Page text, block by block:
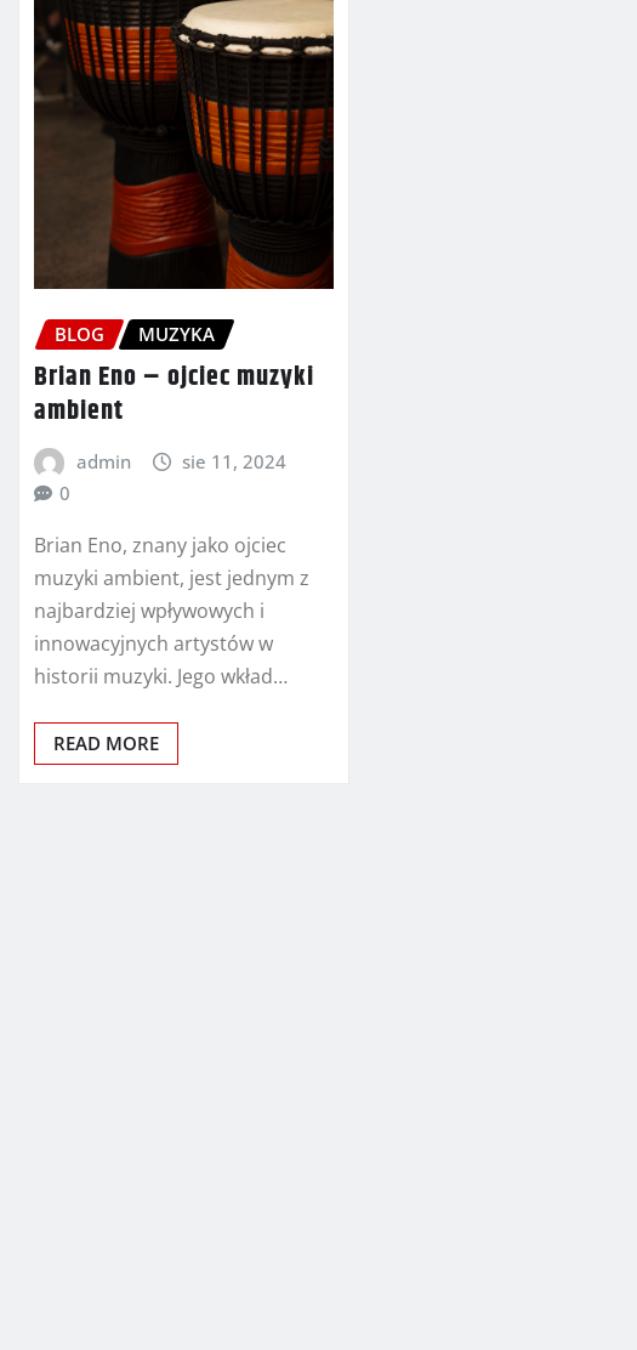
BLOG MUZYKA
Brian Eno – ojciec muzyki
ambient
admin
sie 11, 2024
0
Brian Eno, znany jako ojciec
muzyki ambient, jest jednym z
najbardziej wpływowych i
innowacyjnych artystów w
historii muzyki. Jego wkład…
READ MORE